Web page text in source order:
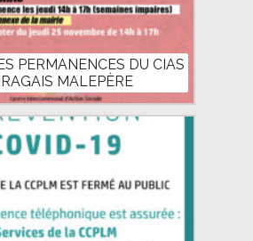
PERMANENCES DU CIAS
MALEPÈRE